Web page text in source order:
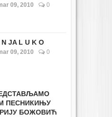
09, 2010 0
N JA L U K O
09, 2010 0
ПЕСНИКИЊУ
БОЖОВИЋ